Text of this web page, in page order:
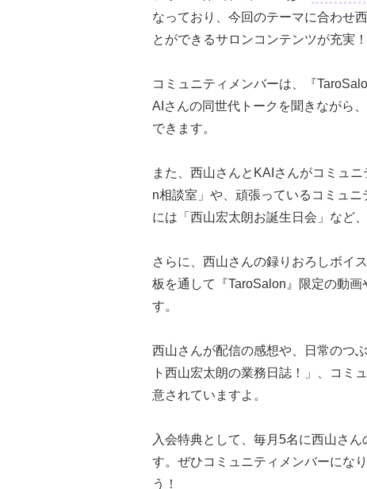
なっており、今回のテーマに合わせ
とができるサロンコンテンツが充実！
コミュニティメンバーは、『
AIさんの同世代トークを聞きながら
できます。
また、西山さんとKAIさんがコミュ
n相談室」や、頑張っているコミュ
には「西山宏太朗お誕生日会」など
さらに、西山さんの録りおろしボイ
板を通して『TaroSalon』限定の動
す。
西山さんが配信の感想や、日常のつ
ト西山宏太朗の業務日誌！」、コミ
意されていますよ。
入会特典として、毎月5名に西山さ
す。ぜひコミュニティメンバーにな
う！